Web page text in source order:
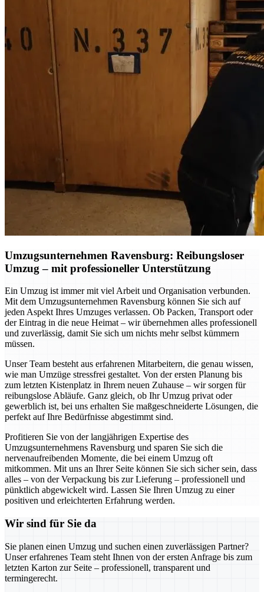
Umzugsunternehmen Ravensburg: Reibungsloser
Umzug – mit professioneller Unterstützung
Ein Umzug ist immer mit viel Arbeit und Organisation verbunden.
Mit dem Umzugsunternehmen Ravensburg können Sie sich auf
jeden Aspekt Ihres Umzuges verlassen. Ob Packen, Transport oder
der Eintrag in die neue Heimat – wir übernehmen alles professionell
und zuverlässig, damit Sie sich um nichts mehr selbst kümmern
müssen.
Unser Team besteht aus erfahrenen Mitarbeitern, die genau wissen,
wie man Umzüge stressfrei gestaltet. Von der ersten Planung bis
zum letzten Kistenplatz in Ihrem neuen Zuhause – wir sorgen für
reibungslose Abläufe. Ganz gleich, ob Ihr Umzug privat oder
gewerblich ist, bei uns erhalten Sie maßgeschneiderte Lösungen, die
perfekt auf Ihre Bedürfnisse abgestimmt sind.
Profitieren Sie von der langjährigen Expertise des
Umzugsunternehmens Ravensburg und sparen Sie sich die
nervenaufreibenden Momente, die bei einem Umzug oft
mitkommen. Mit uns an Ihrer Seite können Sie sich sicher sein, dass
alles – von der Verpackung bis zur Lieferung – professionell und
pünktlich abgewickelt wird. Lassen Sie Ihren Umzug zu einer
positiven und erleichterten Erfahrung werden.
Wir sind für Sie da
Sie planen einen Umzug und suchen einen zuverlässigen Partner?
Unser erfahrenes Team steht Ihnen von der ersten Anfrage bis zum
letzten Karton zur Seite – professionell, transparent und
termingerecht.